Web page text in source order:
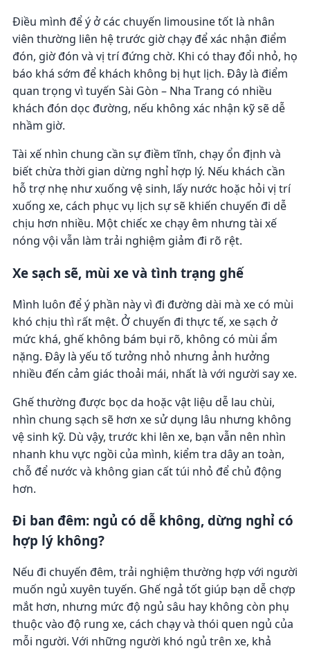
Điều mình để ý ở các chuyến limousine tốt là nhân
viên thường liên hệ trước giờ chạy để xác nhận điểm
đón, giờ đón và vị trí đứng chờ. Khi có thay đổi nhỏ, họ
báo khá sớm để khách không bị hụt lịch. Đây là điểm
quan trọng vì tuyến Sài Gòn – Nha Trang có nhiều
khách đón dọc đường, nếu không xác nhận kỹ sẽ dễ
nhầm giờ.
Tài xế nhìn chung cần sự điềm tĩnh, chạy ổn định và
biết chừa thời gian dừng nghỉ hợp lý. Nếu khách cần
hỗ trợ nhẹ như xuống vệ sinh, lấy nước hoặc hỏi vị trí
xuống xe, cách phục vụ lịch sự sẽ khiến chuyến đi dễ
chịu hơn nhiều. Một chiếc xe chạy êm nhưng tài xế
nóng vội vẫn làm trải nghiệm giảm đi rõ rệt.
Xe sạch sẽ, mùi xe và tình trạng ghế
Mình luôn để ý phần này vì đi đường dài mà xe có mùi
khó chịu thì rất mệt. Ở chuyến đi thực tế, xe sạch ở
mức khá, ghế không bám bụi rõ, không có mùi ẩm
nặng. Đây là yếu tố tưởng nhỏ nhưng ảnh hưởng
nhiều đến cảm giác thoải mái, nhất là với người say xe.
Ghế thường được bọc da hoặc vật liệu dễ lau chùi,
nhìn chung sạch sẽ hơn xe sử dụng lâu nhưng không
vệ sinh kỹ. Dù vậy, trước khi lên xe, bạn vẫn nên nhìn
nhanh khu vực ngồi của mình, kiểm tra dây an toàn,
chỗ để nước và không gian cất túi nhỏ để chủ động
hơn.
Đi ban đêm: ngủ có dễ không, dừng nghỉ có
hợp lý không?
Nếu đi chuyến đêm, trải nghiệm thường hợp với người
muốn ngủ xuyên tuyến. Ghế ngả tốt giúp bạn dễ chợp
mắt hơn, nhưng mức độ ngủ sâu hay không còn phụ
thuộc vào độ rung xe, cách chạy và thói quen ngủ của
mỗi người. Với những người khó ngủ trên xe, khả